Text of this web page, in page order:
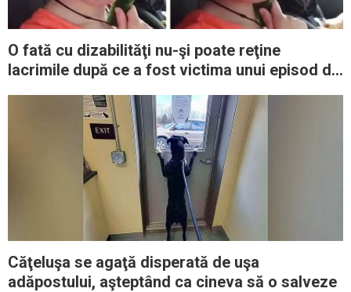
O fată cu dizabilităţi nu-şi poate reţine
lacrimile după ce a fost victima unui episod de
Căţeluşa se agaţă disperată de uşa
adăpostului, aşteptând ca cineva să o salveze